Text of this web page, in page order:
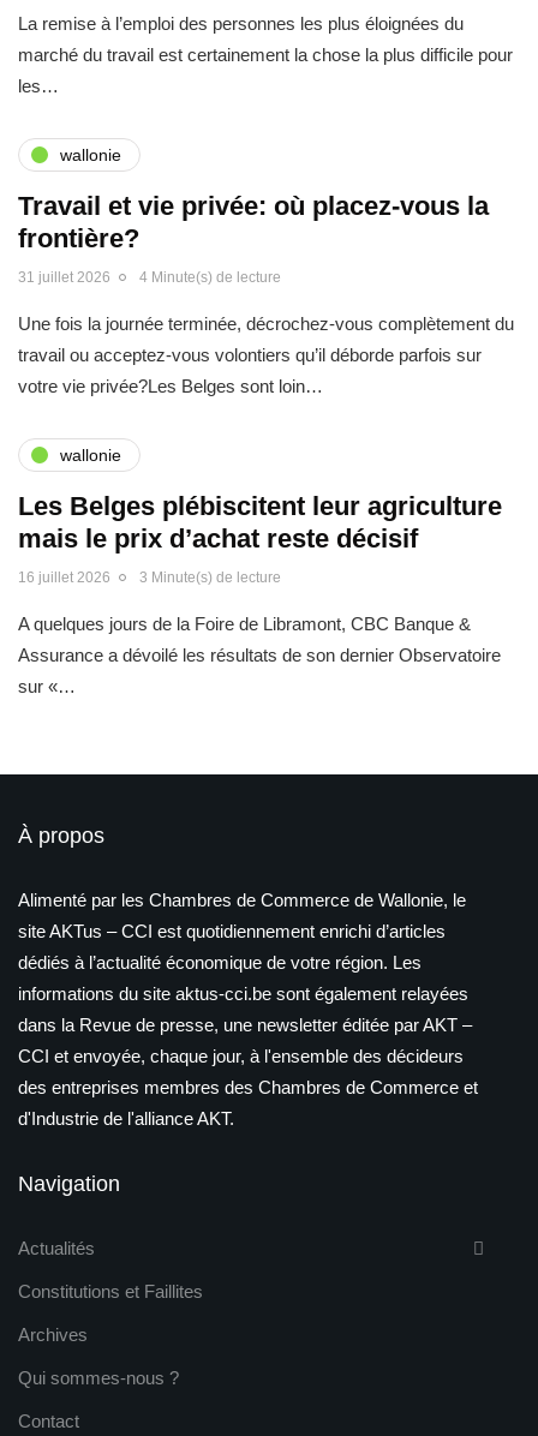
La remise à l’emploi des personnes les plus éloignées du
marché du travail est certainement la chose la plus difficile pour
les…
wallonie
Travail et vie privée: où placez-vous la
frontière?
31 juillet 2026 4 Minute(s) de lecture
Une fois la journée terminée, décrochez-vous complètement du
travail ou acceptez-vous volontiers qu’il déborde parfois sur
votre vie privée?Les Belges sont loin…
wallonie
Les Belges plébiscitent leur agriculture
mais le prix d’achat reste décisif
16 juillet 2026 3 Minute(s) de lecture
A quelques jours de la Foire de Libramont, CBC Banque &
Assurance a dévoilé les résultats de son dernier Observatoire
sur «…
À propos
Alimenté par les Chambres de Commerce de Wallonie, le
site AKTus – CCI est quotidiennement enrichi d’articles
dédiés à l’actualité économique de votre région. Les
informations du site aktus-cci.be sont également relayées
dans la Revue de presse, une newsletter éditée par AKT –
CCI et envoyée, chaque jour, à l'ensemble des décideurs
des entreprises membres des Chambres de Commerce et
d'Industrie de l'alliance AKT.
Navigation
Actualités
Constitutions et Faillites
Archives
Qui sommes-nous ?
Contact